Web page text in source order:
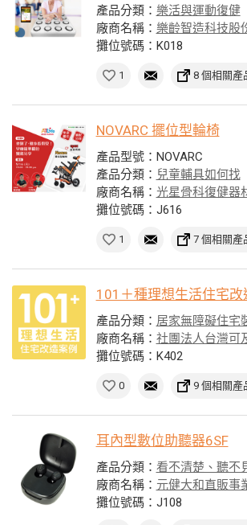
產品分類： 樂活與運動復健
廠商名稱： 樂齡智造科技股
攤位號碼：K018
1 8 個相關產
NOVARC 擺位型輪椅
產品型號：NOVARC
產品分類： 兒童輔具如何找
廠商名稱： 光星骨科復健器
攤位號碼：J616
1 7 個相關產
101＋種理想生活住宅改
產品分類： 居家無障礙住宅
廠商名稱： 社團法人台灣可
攤位號碼：K402
0 9 個相關產
耳內型數位助聽器6SF
產品分類： 看不清楚、聽不
廠商名稱： 元健大和直販事
攤位號碼：J108